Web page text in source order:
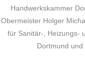
Handwerkskammer
Obermeister Holger
für Sanitär-, Heizungs-
Dortmund und